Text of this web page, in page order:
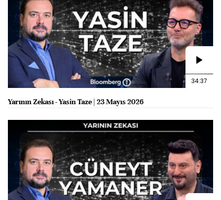
34:37
Yarının Zekası - Yasin Taze | 23 Mayıs 2026